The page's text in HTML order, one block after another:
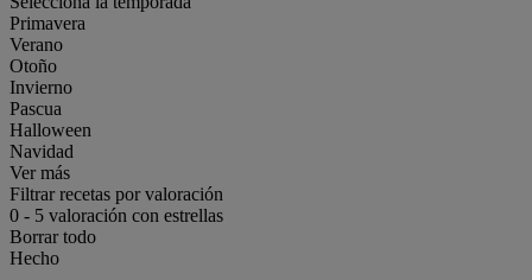
Primavera
Verano
Otoño
Invierno
Pascua
Halloween
Navidad
Ver más
Filtrar recetas por valoración
0 - 5 valoración con estrellas
Borrar todo
Hecho